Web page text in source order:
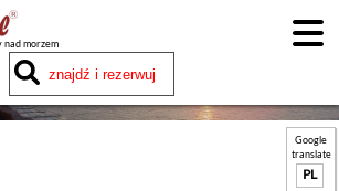
nad morzem
Google
translate
PL